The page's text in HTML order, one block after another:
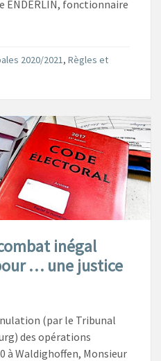
ENDERLIN, fonctionnaire
2020/2021, Règles et
inégal
… une justice
(par le Tribunal
des opérations
à Waldighoffen, Monsieur